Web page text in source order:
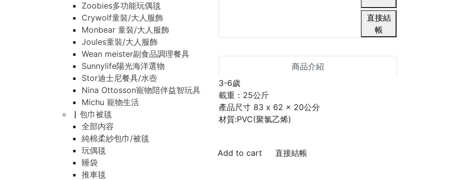
Zoobies多功能玩偶毯
Crywolf童裝/大人服飾
Monbear 童裝/大人服飾
Joules童裝/大人服飾
Wean meister副食品調理餐具
Sunnylife陽光海洋選物
Stor迪士尼餐具/水壺
Nina Ottosson寵物陪伴益智玩具
Michu 寵物生活
▏包巾被毯
全部內容
純棉柔紗包巾/被毯
玩偶毯
睡袋
推車毯
直接結
帳
商品介紹
3-6歲
載重：25公斤
產品尺寸 83 x 62 x 20公分
材質:PVC(聚氯乙烯)
直接結帳